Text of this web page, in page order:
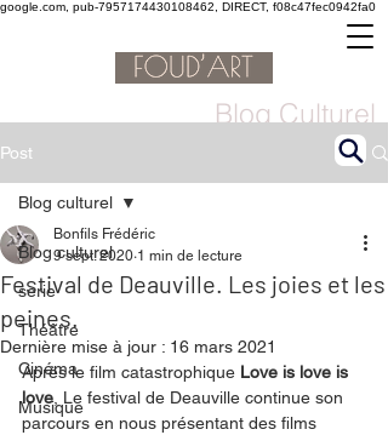
google.com, pub-7957174430108462, DIRECT, f08c47fec0942fa0
Blog Culturel
Post
Blog culturel
serie
Théâtre
Cinéma
Musique
Blog culturel
Festival de Deauville. Les joies et les
peines.
Bonfils Frédéric
9 sept. 2020 1 min de lecture
Dernière mise à jour : 16 mars 2021
Après le film catastrophique Love is love is
love, Le festival de Deauville continue son
parcours en nous présentant des films